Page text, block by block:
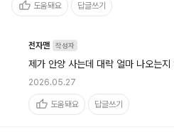
도움돼요 답글쓰기
전자맨 작성자
제가 안양 사는데 대략 얼마 나오는
2026.05.27
도움돼요 답글쓰기